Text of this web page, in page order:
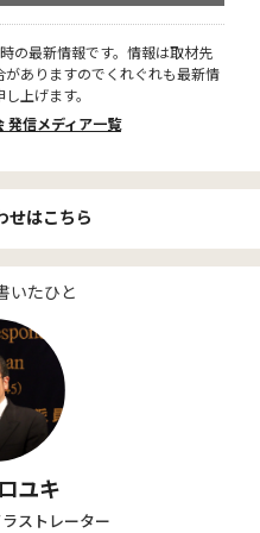
の最新情報です。情報は取材先
ありますのでくれぐれも最新情
上げます。
発信メディア一覧
せはこちら
いたひと
ユキ
ストレーター